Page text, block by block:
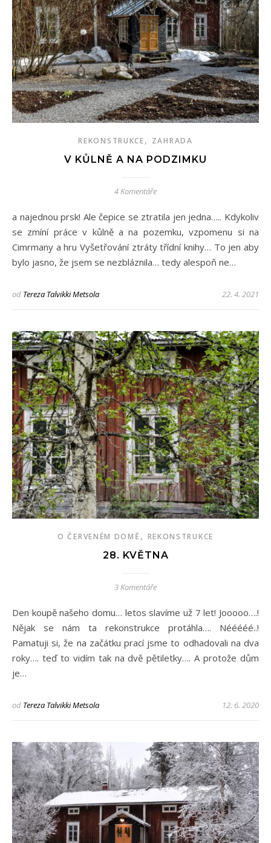
REKONSTRUKCE, ZAHRADA
V KŮLNĚ A NA PODZIMKU
4 Komentáře
a najednou prsk! Ale čepice se ztratila jen jedna….. Kdykoliv
se zmíní práce v kůlně a na pozemku, vzpomenu si na
Cimrmany a hru Vyšetřování ztráty třídní knihy… To jen aby
bylo jasno, že jsem se nezbláznila… tedy alespoň ne…
od Tereza Talvikki Metsola 22. 4. 2021
O ČERVENÉM DOMĚ , REKONSTRUKCE
28. KVĚTNA
3 Komentáře
Den koupě našeho domu… letos slavíme už 7 let! Jooooo….!
Nějak se nám ta rekonstrukce protáhla…. Nééééé..!
Pamatuji si, že na začátku prací jsme to odhadovali na dva
roky…. teď to vidím tak na dvě pětiletky…. A protože dům
je…
od Tereza Talvikki Metsola 12. 6. 2020